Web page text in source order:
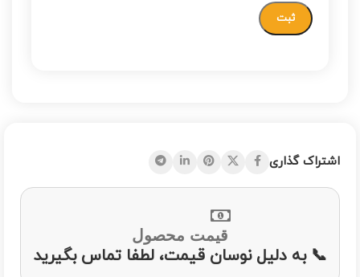
اشتراک گذاری
قیمت محصول
📞 به دلیل نوسان قیمت، لطفا تماس بگیرید